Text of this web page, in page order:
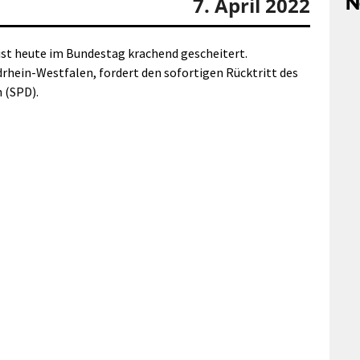
heute im Bundestag krachend gescheitert.
Westfalen, fordert den sofortigen Rücktritt des